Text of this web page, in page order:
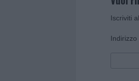
Iscriviti
Indirizzo